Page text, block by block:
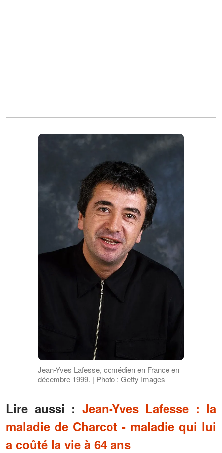
Jean-Yves Lafesse, comédien en France en
décembre 1999. | Photo : Getty Images
Lire aussi : Jean-Yves Lafesse : la
maladie de Charcot - maladie qui lui
a coûté la vie à 64 ans